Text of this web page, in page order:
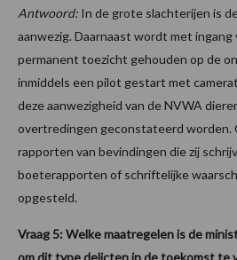
Antwoord: In de grote slachterijen is
aanwezig. Daarnaast wordt met ingang
permanent toezicht gehouden op de
inmiddels een pilot gestart met
deze aanwezigheid van de NVWA
overtredingen geconstateerd worden.
rapporten van bevindingen die zij
boeterapporten of schriftelijke
opgesteld.
Vraag 5: Welke maatregelen is de
om dit type delicten in de toekomst te